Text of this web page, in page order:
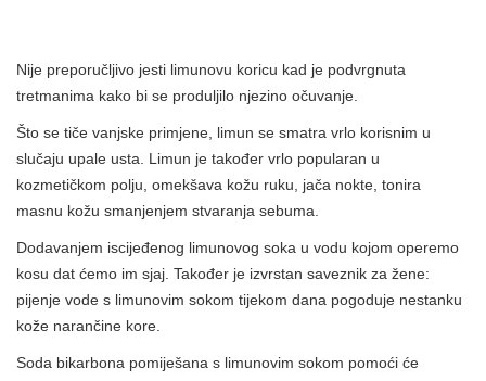
Nije preporučljivo jesti limunovu koricu kad je podvrgnuta
tretmanima kako bi se produljilo njezino očuvanje.
Što se tiče vanjske primjene, limun se smatra vrlo korisnim u
slučaju upale usta. Limun je također vrlo popularan u
kozmetičkom polju, omekšava kožu ruku, jača nokte, tonira
masnu kožu smanjenjem stvaranja sebuma.
Dodavanjem iscijeđenog limunovog soka u vodu kojom operemo
kosu dat ćemo im sjaj. Također je izvrstan saveznik za žene:
pijenje vode s limunovim sokom tijekom dana pogoduje nestanku
kože narančine kore.
Soda bikarbona pomiješana s limunovim sokom pomoći će